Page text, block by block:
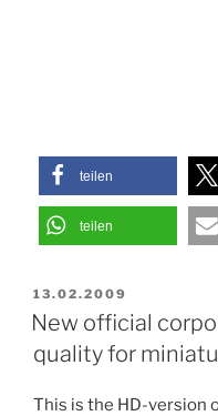
teilen
teilen
VERÖFFENTLICHT
AM
13.02.2009
New official
quality for
This is the HD-version